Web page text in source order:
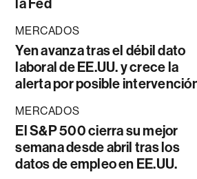
la Fed
MERCADOS
Yen avanza tras el débil dato
laboral de EE.UU. y crece la
alerta por posible
MERCADOS
El S&P 500 cierra su mejor
semana desde abril tras los
datos de empleo en EE.UU.